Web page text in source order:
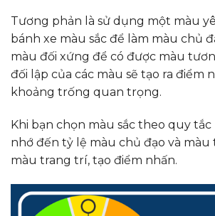
Tương phản là sử dụng một màu
bánh xe màu sắc để làm màu chủ
màu đối xứng để có được màu
đối lập của các màu sẽ tạo ra điểm
khoảng trống quan trọng.
Khi bạn chọn màu sắc theo quy tắc
nhớ đến tỷ lệ màu chủ đạo và màu
màu trang trí, tạo điểm nhấn.